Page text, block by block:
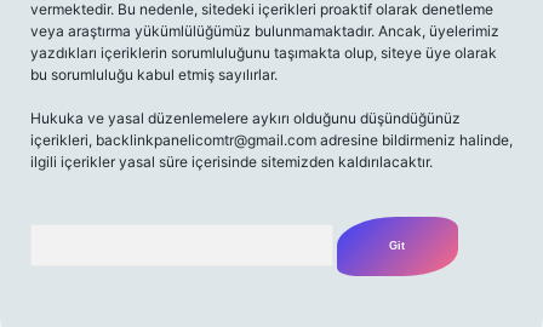
vermektedir. Bu nedenle, sitedeki içerikleri proaktif olarak denetleme
veya araştırma yükümlülüğümüz bulunmamaktadır. Ancak, üyelerimiz
yazdıkları içeriklerin sorumluluğunu taşımakta olup, siteye üye olarak
bu sorumluluğu kabul etmiş sayılırlar.
Hukuka ve yasal düzenlemelere aykırı olduğunu düşündüğünüz
içerikleri, backlinkpanelicomtr@gmail.com adresine bildirmeniz halinde,
ilgili içerikler yasal süre içerisinde sitemizden kaldırılacaktır.